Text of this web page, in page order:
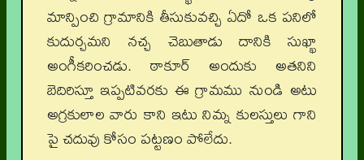
మాన్పించి గ్రామానికి తీసుకువచ్చి ఏదో ఒక పనిలో
కుదుర్చమని నచ్చ చెబుతాడు దానికి సుఖ్ఖా
అంగీకరించడు. ఠాకూర్ అందుకు అతనిని
బెదిరిస్తూ ఇప్పటివరకు ఈ గ్రామము నుండి అటు
అగ్రకులాల వారు కాని ఇటు నిమ్న కులస్తులు గాని
పై చదువు కోసం పట్టణం పోలేదు.